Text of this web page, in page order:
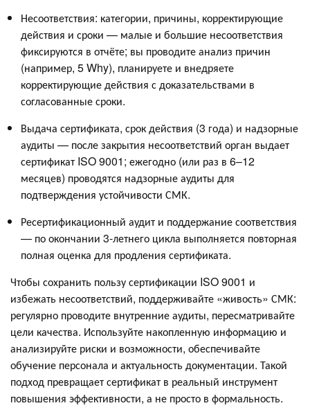
Несоответствия: категории, причины, корректирующие
действия и сроки — малые и большие несоответствия
фиксируются в отчёте; вы проводите анализ причин
(например, 5 Why), планируете и внедряете
корректирующие действия с доказательствами в
согласованные сроки.
Выдача сертификата, срок действия (3 года) и надзорные
аудиты — после закрытия несоответствий орган выдает
сертификат ISO 9001; ежегодно (или раз в 6–12
месяцев) проводятся надзорные аудиты для
подтверждения устойчивости СМК.
Ресертификационный аудит и поддержание соответствия
— по окончании 3-летнего цикла выполняется повторная
полная оценка для продления сертификата.
Чтобы сохранить пользу сертификации ISO 9001 и
избежать несоответствий, поддерживайте «живость» СМК:
регулярно проводите внутренние аудиты, пересматривайте
цели качества. Используйте накопленную информацию и
анализируйте риски и возможности, обеспечивайте
обучение персонала и актуальность документации. Такой
подход превращает сертификат в реальный инструмент
повышения эффективности, а не просто в формальность.